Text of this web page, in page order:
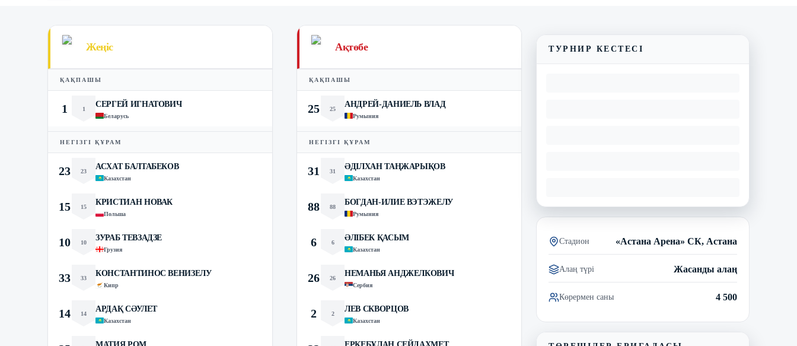
Жеңіс
ҚАҚПАШЫ
1 1
СЕРГЕЙ ИГНАТОВИЧ
Беларусь
НЕГІЗГІ ҚҰРАМ
23 23
АСХАТ БАЛТАБЕКОВ
Казахстан
15 15
КРИСТИАН НОВАК
Польша
10 10
ЗУРАБ ТЕВЗАДЗЕ
Грузия
33 33
КОНСТАНТИНОС ВЕНИЗЕЛУ
Кипр
14 14
АРДАҚ СӘУЛЕТ
Казахстан
МАТИЯ РОМ
Ақтөбе
ҚАҚПАШЫ
25 25
АНДРЕЙ-ДАНИЕЛЬ ВЛАД
Румыния
НЕГІЗГІ ҚҰРАМ
31 31
ӘДІЛХАН ТАҢЖАРЫҚОВ
Казахстан
88 88
БОГДАН-ИЛИЕ ВЭТЭЖЕЛУ
Румыния
6 6
ӘЛІБЕК ҚАСЫМ
Казахстан
26 26
НЕМАНЬЯ АНДЖЕЛКОВИЧ
Сербия
2 2
ЛЕВ СКВОРЦОВ
Казахстан
ЕРКЕБҰЛАН СЕЙДАХМЕТ
ТУРНИР КЕСТЕСІ
Стадион «Астана Арена» СК, Астана
Алаң түрі Жасанды алаң
Көрермен саны 4 500